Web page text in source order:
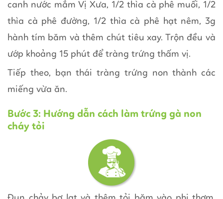
canh nước mắm Vị Xưa, 1/2 thìa cà phê muối, 1/2
thìa cà phê đường, 1/2 thìa cà phê hạt nêm, 3g
hành tím băm và thêm chút tiêu xay. Trộn đều và
ướp khoảng 15 phút để tràng trứng thấm vị.
Tiếp theo, bạn thái tràng trứng non thành các
miếng vừa ăn.
Bước 3: Hướng dẫn cách làm trứng gà non
cháy tỏi